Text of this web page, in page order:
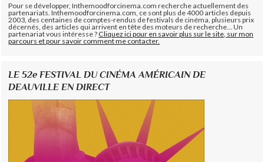
Pour se développer, Inthemoodforcinema.com recherche actuellement des
partenariats. Inthemoodforcinema.com, ce sont plus de 4000 articles depuis
2003, des centaines de comptes-rendus de festivals de cinéma, plusieurs prix
décernés, des articles qui arrivent en tête des moteurs de recherche... Un
partenariat vous intéresse ?Cliquez ici pour en savoir plus sur le site, sur mon
parcours et pour savoir comment me contacter.
LE 52e FESTIVAL DU CINÉMA AMÉRICAIN DE
DEAUVILLE EN DIRECT